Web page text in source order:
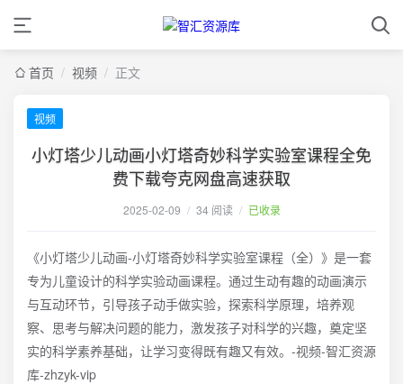
首页 / 视频 / 正文
视频
小灯塔少儿动画小灯塔奇妙科学实验室课程全免
费下载夸克网盘高速获取
2025-02-09 / 34 阅读 / 已收录
《小灯塔少儿动画-小灯塔奇妙科学实验室课程（全）》是一套
专为儿童设计的科学实验动画课程。通过生动有趣的动画演示
与互动环节，引导孩子动手做实验，探索科学原理，培养观
察、思考与解决问题的能力，激发孩子对科学的兴趣，奠定坚
实的科学素养基础，让学习变得既有趣又有效。-视频-智汇资源
库-zhzyk-vip